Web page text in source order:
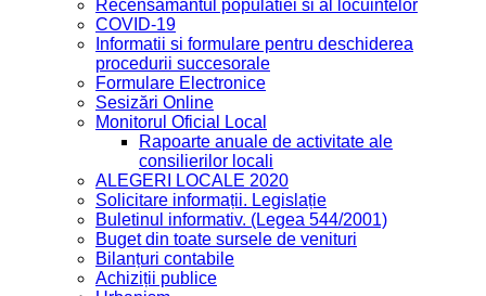
Recensamantul populatiei si al locuintelor
COVID-19
Informatii si formulare pentru deschiderea
procedurii succesorale
Formulare Electronice
Sesizări Online
Monitorul Oficial Local
Rapoarte anuale de activitate ale
consilierilor locali
ALEGERI LOCALE 2020
Solicitare informații. Legislație
Buletinul informativ. (Legea 544/2001)
Buget din toate sursele de venituri
Bilanțuri contabile
Achiziții publice